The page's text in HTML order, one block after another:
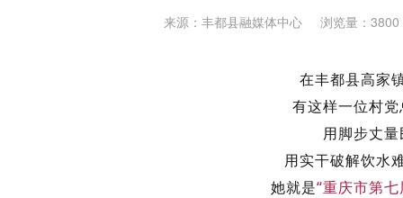
来源：丰都县融媒体中心 浏览量：3800
在丰都县高家
有这样一位村
用脚步丈
用实干破解饮水
她就是“重庆市第